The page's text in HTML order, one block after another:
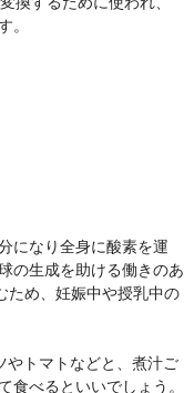
。
になり全身に酸素を運
の生成を助ける働きのあ
ため、妊娠中や授乳中の
やトマトなどと、煮汁ご
食べるといいでしょう。